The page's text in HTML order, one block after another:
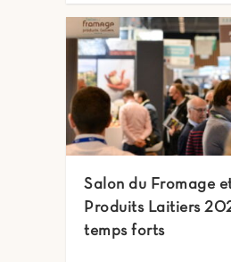
Salon du Fromage
Produits Laitiers
temps forts